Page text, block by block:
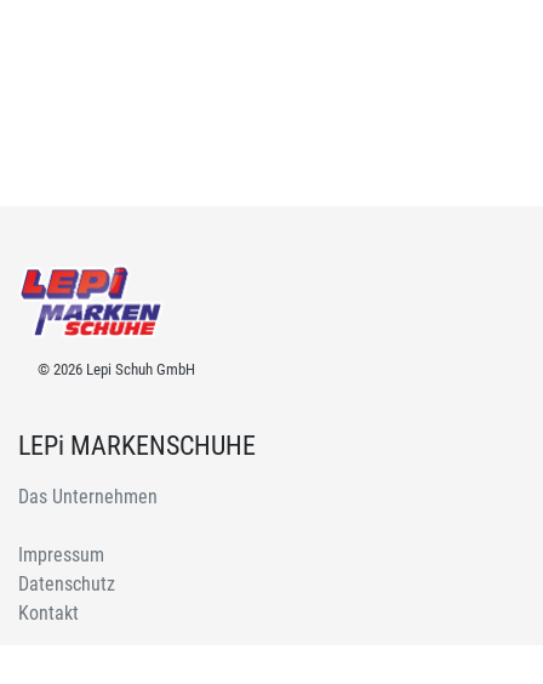
© 2026 Lepi Schuh GmbH
LEPi MARKENSCHUHE
Das Unternehmen
Impressum
Datenschutz
Kontakt